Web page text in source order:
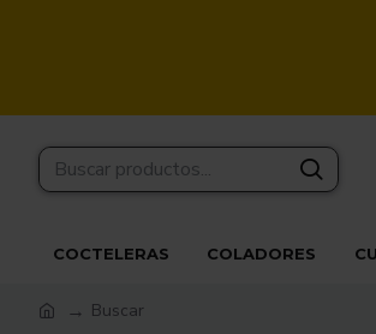
COCTELERAS COLADORES
Buscar